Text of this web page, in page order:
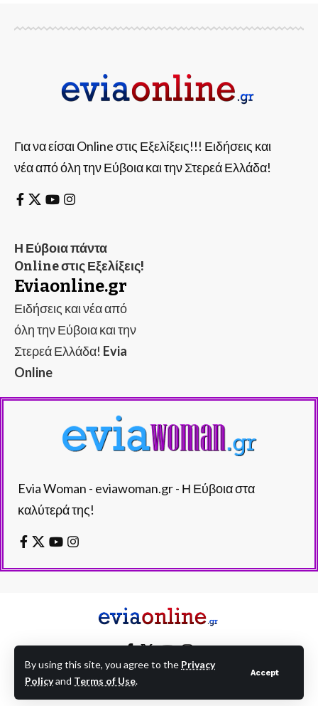
By using this site, you agree to the Privacy
Policyand Terms of Use.
Accept
Για να είσαι Online στις Εξελίξεις!!! Ειδήσεις και
νέα από όλη την Εύβοια και την Στερεά Ελλάδα!
Η Εύβοια πάντα
Online στις Εξελίξεις!
Eviaonline.gr
Ειδήσεις και νέα από
όλη την Εύβοια και την
Στερεά Ελλάδα! Evia
Online
Evia Woman - eviawoman.gr - Η Εύβοια στα
καλύτερά της!
EVIAONLINE © eviaonline.gr - All Rights Reserved.